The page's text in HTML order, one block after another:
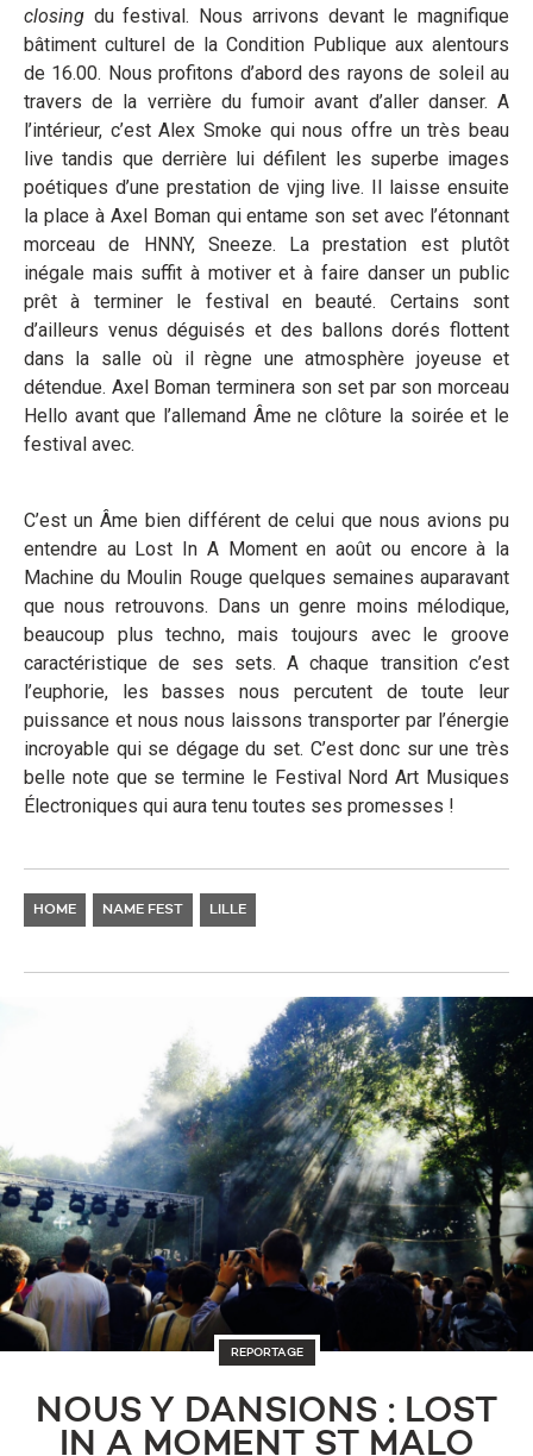
closing du festival. Nous arrivons devant le magnifique
bâtiment culturel de la Condition Publique aux alentours
de 16.00. Nous profitons d’abord des rayons de soleil au
travers de la verrière du fumoir avant d’aller danser. A
l’intérieur, c’est Alex Smoke qui nous offre un très beau
live tandis que derrière lui défilent les superbe images
poétiques d’une prestation de vjing live. Il laisse ensuite
la place à Axel Boman qui entame son set avec l’étonnant
morceau de HNNY, Sneeze. La prestation est plutôt
inégale mais suffit à motiver et à faire danser un public
prêt à terminer le festival en beauté. Certains sont
d’ailleurs venus déguisés et des ballons dorés flottent
dans la salle où il règne une atmosphère joyeuse et
détendue. Axel Boman terminera son set par son morceau
Hello avant que l’allemand Âme ne clôture la soirée et le
festival avec.
C’est un Âme bien différent de celui que nous avions pu
entendre au Lost In A Moment en août ou encore à la
Machine du Moulin Rouge quelques semaines auparavant
que nous retrouvons. Dans un genre moins mélodique,
beaucoup plus techno, mais toujours avec le groove
caractéristique de ses sets. A chaque transition c’est
l’euphorie, les basses nous percutent de toute leur
puissance et nous nous laissons transporter par l’énergie
incroyable qui se dégage du set. C’est donc sur une très
belle note que se termine le Festival Nord Art Musiques
Électroniques qui aura tenu toutes ses promesses !
HOME NAME FEST LILLE
REPORTAGE
NOUS Y DANSIONS : LOST
IN A MOMENT ST MALO